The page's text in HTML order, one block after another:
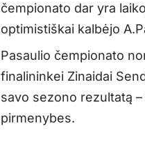
čempionato dar yra
optimistiškai kalbėjo
Pasaulio čempionato
finalininkei Zinaidai
savo sezono rezultatą
pirmenybes.